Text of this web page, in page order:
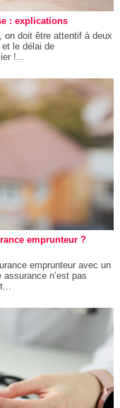
: explications
on doit être attentif à deux
le délai de
!...
emprunteur ?
emprunteur avec un
n’est pas